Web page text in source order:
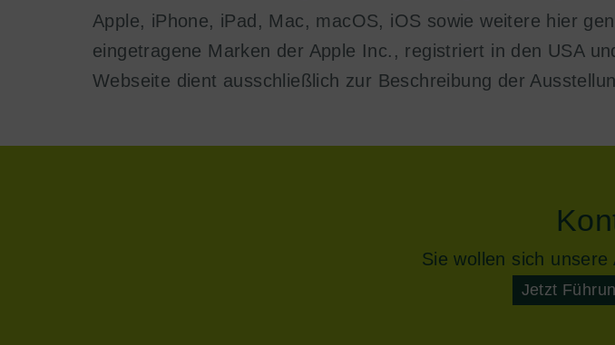
Apple, iPhone, iPad, Mac, macOS, iOS sowie weitere hier
eingetragene Marken der Apple Inc., registriert in den USA
Webseite dient ausschließlich zur Beschreibung der
Sie wollen sich
Jetzt